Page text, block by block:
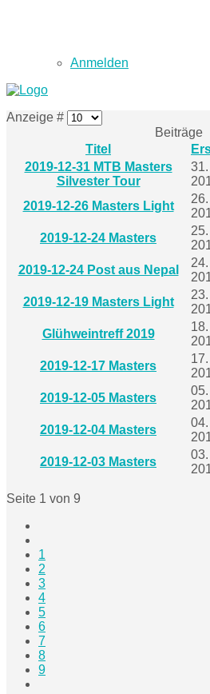
Anmelden
Anzeige #
Beiträge
Titel
2019-12-31 MTB Masters
Silvester Tour
2019-12-26 Masters Light
2019-12-24 Masters
2019-12-24 Post aus Nepal
2019-12-19 Masters Light
Glühweintreff 2019
2019-12-17 Masters
2019-12-05 Masters
2019-12-04 Masters
2019-12-03 Masters
Seite 1 von 9
1
2
3
4
5
6
7
8
9